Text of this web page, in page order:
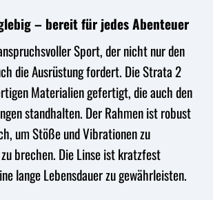
– bereit für jedes Abenteuer
Sport, der nicht nur den
die Ausrüstung fordert. Die Strata 2
Materialien gefertigt, die auch den
standhalten. Der Rahmen ist robust
um Stöße und Vibrationen zu
brechen. Die Linse ist kratzfest
lange Lebensdauer zu gewährleisten.